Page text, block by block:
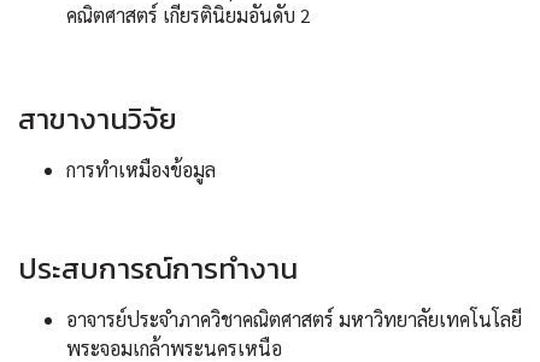
คณิตศาสตร์ เกียรตินิยมอันดับ 2
สาขางานวิจัย
การทำเหมืองข้อมูล
ประสบการณ์การทำงาน
อาจารย์ประจำภาควิชาคณิตศาสตร์ มหาวิทยาลัยเทคโนโลยี
พระจอมเกล้าพระนครเหนือ